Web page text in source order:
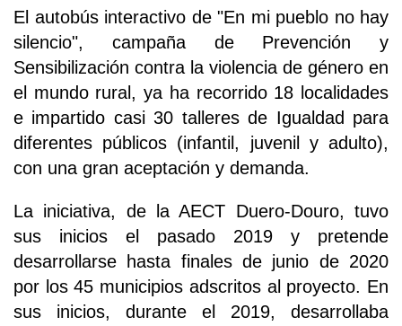
El autobús interactivo de "En mi pueblo no hay
silencio", campaña de Prevención y
Sensibilización contra la violencia de género en
el mundo rural, ya ha recorrido 18 localidades
e impartido casi 30 talleres de Igualdad para
diferentes públicos (infantil, juvenil y adulto),
con una gran aceptación y demanda.
La iniciativa, de la AECT Duero-Douro, tuvo
sus inicios el pasado 2019 y pretende
desarrollarse hasta finales de junio de 2020
por los 45 municipios adscritos al proyecto. En
sus inicios, durante el 2019, desarrollaba